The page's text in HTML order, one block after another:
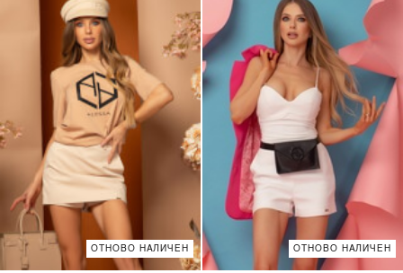
ОТНОВО НАЛИЧЕН ОТНОВО НАЛИЧЕН